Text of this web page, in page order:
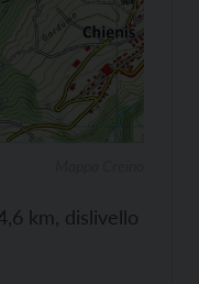
km, dislivello